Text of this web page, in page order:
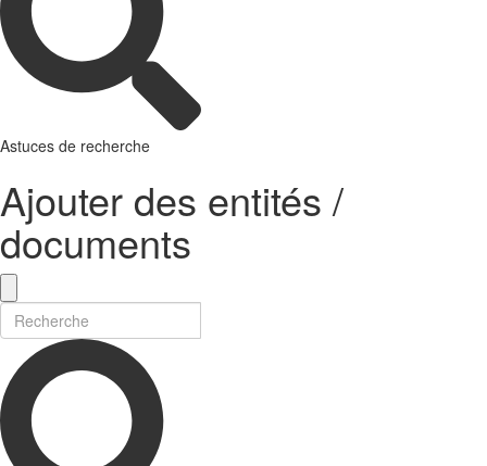
Astuces de recherche
Ajouter des entités /
documents